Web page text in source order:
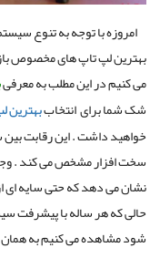
امروزه با توجه به تنوع
بهترین لپ تاپ های مخصوص
می کنیم در این مطلب به معرفی
شک شما برایانتخاببهترین
خواهید داشت . این رقابت بین
سخت افزار مشخص می کند .
نشان می دهد که حتی سایه ای
حالی که هر ساله با پیشرفت
شود مشاهده می کنیم به